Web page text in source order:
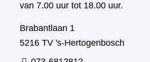
van 7.00 uur tot 18.00 uur.
Brabantlaan 1
5216 TV 's-Hertogenbosch